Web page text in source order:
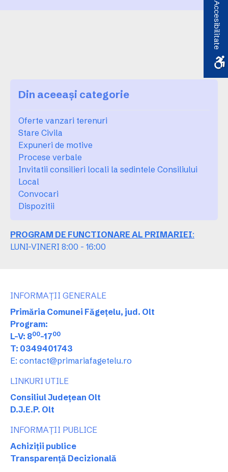
Din aceeași categorie
Oferte vanzari terenuri
Stare Civila
Expuneri de motive
Procese verbale
Invitatii consilieri locali la sedintele Consiliului
Local
Convocari
Dispozitii
PROGRAM DE FUNCTIONARE AL PRIMARIEI:
LUNI-VINERI 8:00 - 16:00
INFORMAȚII GENERALE
Primăria Comunei Făgețelu, jud. Olt
Program:
L-V: 800-1700
T: 0349401743
E: contact@primariafagetelu.ro
LINKURI UTILE
Consiliul Județean Olt
D.J.E.P. Olt
INFORMAȚII PUBLICE
Achiziții publice
Transparență Decizională
Accesibilitate